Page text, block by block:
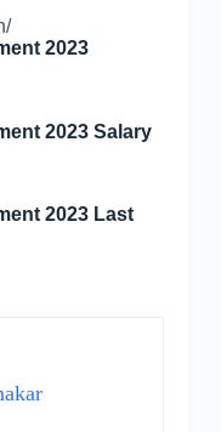
2023
2023 Salary
2023 Last